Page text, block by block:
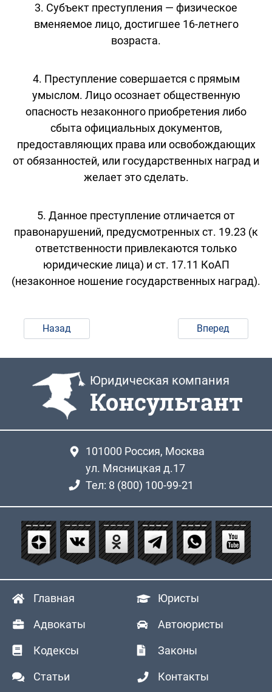
3. Субъект преступления — физическое
вменяемое лицо, достигшее 16-летнего
возраста.
4. Преступление совершается с прямым
умыслом. Лицо осознает общественную
опасность незаконного приобретения либо
сбыта официальных документов,
предоставляющих права или освобождающих
от обязанностей, или государственных наград и
желает это сделать.
5. Данное преступление отличается от
правонарушений, предусмотренных ст. 19.23 (к
ответственности привлекаются только
юридические лица) и ст. 17.11 КоАП
(незаконное ношение государственных наград).
Назад Вперед
Юридическая компания
Консультант
101000 Россия, Москва
ул. Мясницкая д.17
Тел: 8 (800) 100-99-21
Главная Юристы
Адвокаты Автоюристы
Кодексы Законы
Статьи Контакты